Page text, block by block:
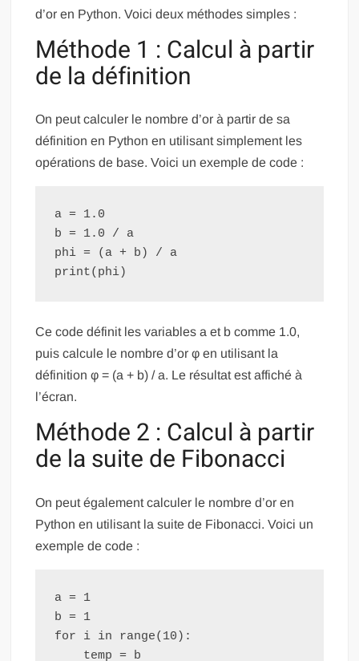
d’or en Python. Voici deux méthodes simples :
Méthode 1 : Calcul à partir
de la définition
On peut calculer le nombre d’or à partir de sa
définition en Python en utilisant simplement les
opérations de base. Voici un exemple de code :
a = 1.0
b = 1.0 / a
phi = (a + b) / a
Ce code définit les variables a et b comme 1.0,
puis calcule le nombre d’or φ en utilisant la
définition φ = (a + b) / a. Le résultat est affiché à
l’écran.
Méthode 2 : Calcul à partir
de la suite de Fibonacci
On peut également calculer le nombre d’or en
Python en utilisant la suite de Fibonacci. Voici un
exemple de code :
a = 1
b = 1
for i in range(10):